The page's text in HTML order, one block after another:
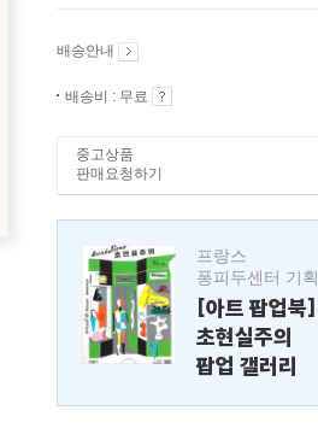
배송안내
배송비 : 무료
중고상품
판매요청하기
프랑스
퐁피두센터 기획
[아트 팝업북]
초현실주의
팝업 갤러리